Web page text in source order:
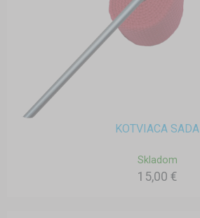
KOTVIACA SADA
Skladom
15,00 €